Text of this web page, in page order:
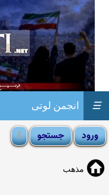
انجمن لوتی ☰
مذهب